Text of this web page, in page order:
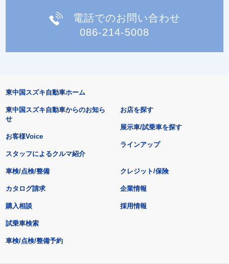
電話でのお問い合わせ
086-214-5008
東中国スズキ自動車ホーム
東中国スズキ自動車からのお知ら
せ
お客様Voice
スタッフによるクルマ紹介
お店を探す
展示車/試乗車を探す
ラインアップ
車検/点検/整備 クレジット/保険
カタログ請求
購入相談
試乗車検索
車検/点検/整備予約
企業情報
採用情報